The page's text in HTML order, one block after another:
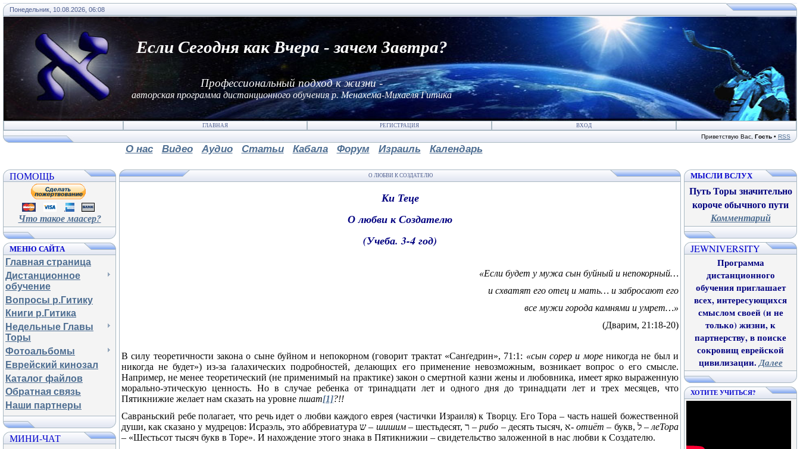
Понедельник, 10.08.2026, 06:08
Если Сегодня как Вчера - зачем Завтра?
Профессиональный подход к жизни -
авторская программа дистанционного обучения р. Менахема-Михаеля Гитика
ГЛАВНАЯ РЕГИСТРАЦИЯ ВХОД
Приветствую Вас Гость • RSS
О нас Видео Аудио Статьи Кабала Форум Израиль Календарь
ПОМОЩЬ
Что такое маасер?
МЕНЮ САЙТА
Главная страница
Дистанционное
обучение
Вопросы р.Гитику
Книги р.Гитика
Недельные Главы
Торы
Фотоальбомы
Еврейский кинозал
Каталог файлов
Обратная связь
Наши партнеры
МИНИ-ЧАТ
О ЛЮБВИ К СОЗДАТЕЛЮ
Ки Теце
О любви к Создателю
(Учеба. 3-4 год)
«Если будет у мужа сын буйный и непокорный…
и схватят его отец и мать… и забросают его
все мужи города камнями и умрет…»
(Дварим, 21:18-20)
В силу теоретичности закона о сыне буйном и непокорном (говорит трактат «Санґедрин», 71:1: «сын сорер и мореникогда не был и
никогда не будет») из-заґалахических подробностей, делающих его применение невозможным, возникает вопрос о его смысле.
Например, не менее теоретический (не применимый на практике) закон о смертной казни жены и любовника, имеет ярко выраженную
морально-этическую ценность. Но в случае ребенка от тринадцати лет и одного дня до тринадцати лет и трех месяцев, что
Пятикнижие желает нам сказать на уровне пшат[1]?!!
Савраньский ребе полагает, что речь идет о любви каждого еврея (частички Израиля) к Творцу. Его Тора – часть нашей божественной
души, как сказано у мудрецов: Исраэль, это аббревиатураש – шишим– шестьдесят,ר –рибо – десять тысяч, א-отиёт – букв, ל –леТора
– «Шестьсот тысяч букв в Торе». И нахождение этого знака в Пятикнижии – свидетельство заложенной в нас любви к Создателю.
МЫСЛИ ВСЛУХ
Путь Торы значительно
короче обычного пути
Комментарий
JEWNIVERSITY
Программа
дистанционного
обучения приглашает
всех, интересующихся
смыслом своей (и не
только) жизни, к
партнерству, в поиске
сокровищ еврейской
цивилизации.Далее
ХОТИТЕ УЧИТЬСЯ?